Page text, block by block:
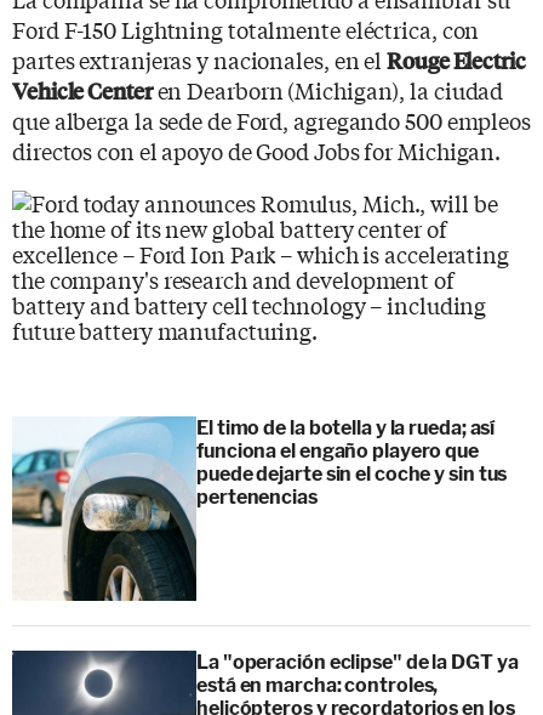
Ford F-150 Lightning totalmente eléctrica, con
partes extranjeras y nacionales, en elRouge Electric
Vehicle Centeren Dearborn (Michigan), la ciudad
que alberga la sede de Ford, agregando 500 empleos
directos con el apoyo de Good Jobs for Michigan.
El timo de la botella y la rueda; así
funciona el engaño playero que
puede dejarte sin el coche y sin tus
pertenencias
La "operación eclipse" de la DGT ya
está en marcha: controles,
helicópteros y recordatorios en los